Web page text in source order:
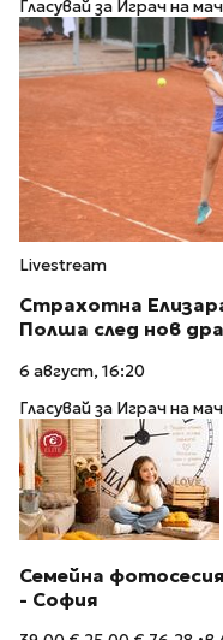
Гласувай за Играч на
Livestream
Страхотна
Полша след нов
6 август, 16:20
Гласувай за Играч на
Семейна
- София